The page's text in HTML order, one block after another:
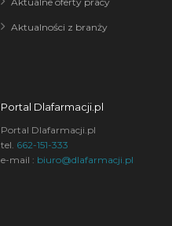
Aktualności z branży
Portal Dlafarmacji.pl
Portal Dlafarmacji.pl
tel. 662-151-333
e-mail : biuro@dlafarmacji.pl